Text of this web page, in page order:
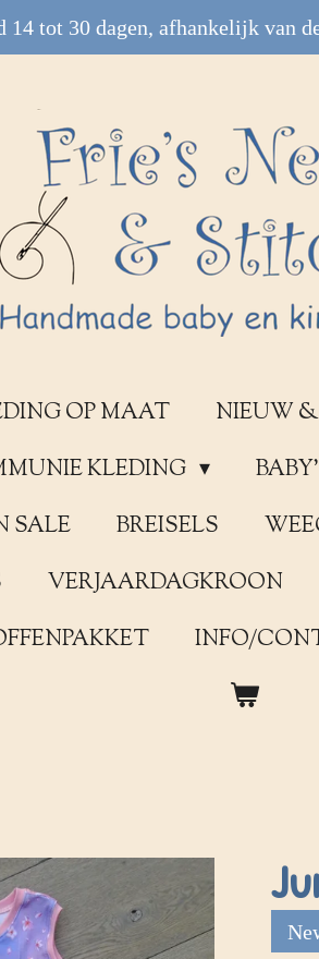
14 tot 30 dagen, afhankelijk van
OP MAAT NIEUW
KLEDING
SALE
BREISELS
VERJAARDAGKROON
INFO/